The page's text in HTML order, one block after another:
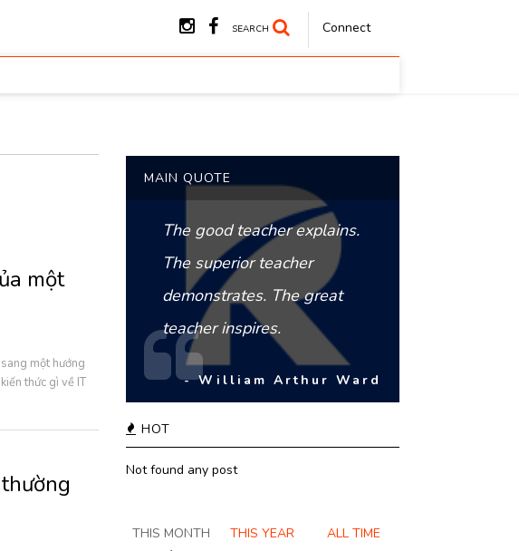
Connect
SEARCH
một
một hướng
thức gì về IT
MAIN QUOTE
The good teacher explains.
The superior teacher
demonstrates. The great
teacher inspires.
- William Arthur Ward
HOT
Not found any post
THIS MONTH THIS YEAR ALL TIME